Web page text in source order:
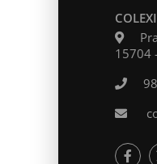
15704